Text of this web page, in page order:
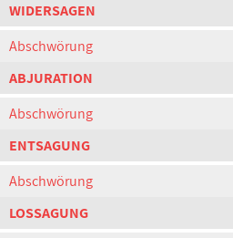
WIDERSAGEN
Abschwörung
ABJURATION
Abschwörung
ENTSAGUNG
Abschwörung
LOSSAGUNG